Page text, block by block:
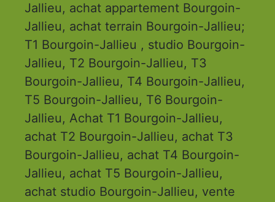
Jallieu, achat appartement Bourgoin-
Jallieu, achat terrain Bourgoin-Jallieu;
T1 Bourgoin-Jallieu , studio Bourgoin-
Jallieu, T2 Bourgoin-Jallieu, T3
Bourgoin-Jallieu, T4 Bourgoin-Jallieu,
T5 Bourgoin-Jallieu, T6 Bourgoin-
Jallieu, Achat T1 Bourgoin-Jallieu,
achat T2 Bourgoin-Jallieu, achat T3
Bourgoin-Jallieu, achat T4 Bourgoin-
Jallieu, achat T5 Bourgoin-Jallieu,
achat studio Bourgoin-Jallieu, vente